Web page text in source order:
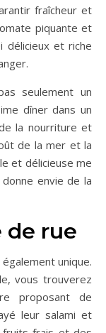
fraîcheur et
piquante et
délicieux et riche
seulement un
dîner dans un
la nourriture et
de la mer et la
et délicieuse me
envie de la
de rue
unique.
vous trouverez
proposant de
leur salami et